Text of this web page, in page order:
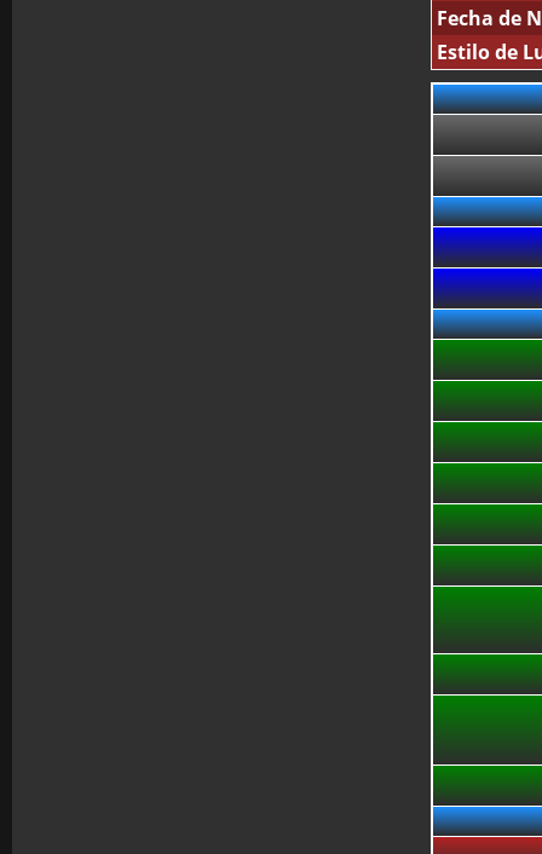
Fecha de
Estilo de